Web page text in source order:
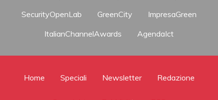
SecurityOpenLab
GreenCity
ImpresaGreen
ItalianChannelAwards
AgendaIct
Home Speciali Newsletter Redazione